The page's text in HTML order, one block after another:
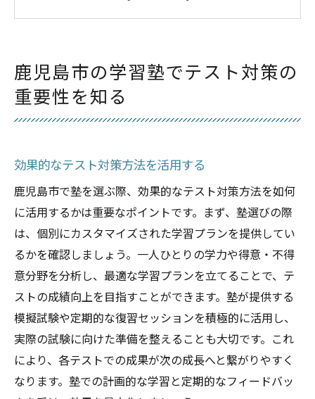
親子で取り組む家庭学習のコツ
学力を伸ばす塾選び鹿児島市の家庭が知ってお
きたいポイント
生徒の成績推移を把握する方法
経済的負担を考慮した塾選び
塾の口コミと実際の体験談から見る塾の実
態
地域密着型塾と大手進学塾の違い鹿児島市での
選択
地域密着型塾の利点と欠点
大手進学塾の提供するサービスと特徴
子どもの性格に応じた適切な選択
鹿児島市の学習塾でテスト対策の
重要性を知る
効果的なテスト対策方法を活用する
鹿児島市で塾を選ぶ際、効果的なテスト対策方法を如何
に活用するかは重要なポイントです。まず、塾選びの際
は、個別にカスタマイズされた学習プランを提供してい
るかを確認しましょう。一人ひとりの学力や得意・不得
意分野を分析し、最適な学習プランを立てることで、テ
ストの成績向上を目指すことができます。塾が提供する
模擬試験や定期的な復習セッションを積極的に活用し、
実際の試験に向けた準備を整えることも大切です。これ
により、各テストでの成果が次の成長へと繋がりやすく
なります。塾での計画的な学習と定期的なフィードバッ